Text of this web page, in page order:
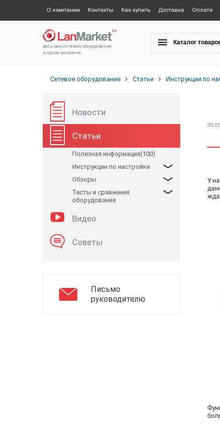
О компании Контакты Как купить Доставка Оплата
весь мир сетевого оборудования
в одном магазине
Каталог
Сетевое оборудование Статьи Инструкции по
Новости
Статьи
Полезная информация(100)
Инструкции по настройке
Обзоры
Тесты и сравнения
оборудования
Видео
Советы
Письмо
руководителю
У